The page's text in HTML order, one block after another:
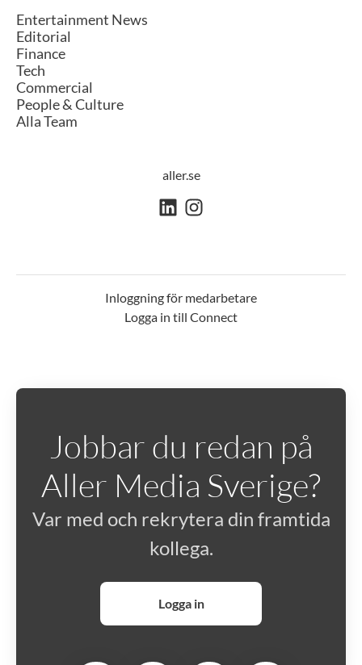
Entertainment News
Editorial
Finance
Tech
Commercial
People & Culture
Alla Team
aller.se
Inloggning för medarbetare
Logga in till Connect
Jobbar du redan på
Aller Media Sverige?
Var med och rekrytera din framtida
kollega.
Logga in